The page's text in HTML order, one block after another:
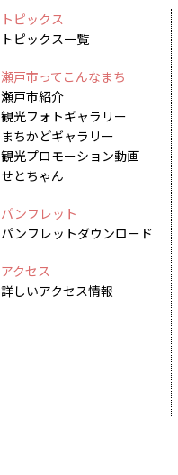
トピックス
トピックス一覧
瀬戸市ってこんなまち
瀬戸市紹介
観光フォトギャラリー
まちかどギャラリー
観光プロモーション動画
せとちゃん
パンフレット
パンフレットダウンロード
アクセス
詳しいアクセス情報